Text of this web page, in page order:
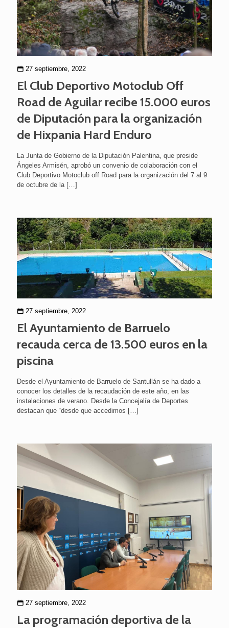
27 septiembre, 2022
El Club Deportivo Motoclub Off
Road de Aguilar recibe 15.000 euros
de Diputación para la organización
de Hixpania Hard Enduro
La Junta de Gobierno de la Diputación Palentina, que preside
Ángeles Armisén, aprobó un convenio de colaboración con el
Club Deportivo Motoclub off Road para la organización del 7 al 9
de octubre de la[…]
27 septiembre, 2022
El Ayuntamiento de Barruelo
recauda cerca de 13.500 euros en la
piscina
Desde el Ayuntamiento de Barruelo de Santullán se ha dado a
conocer los detalles de la recaudación de este año, en las
instalaciones de verano. Desde la Concejalía de Deportes
destacan que “desde que accedimos […]
27 septiembre, 2022
La programación deportiva de la